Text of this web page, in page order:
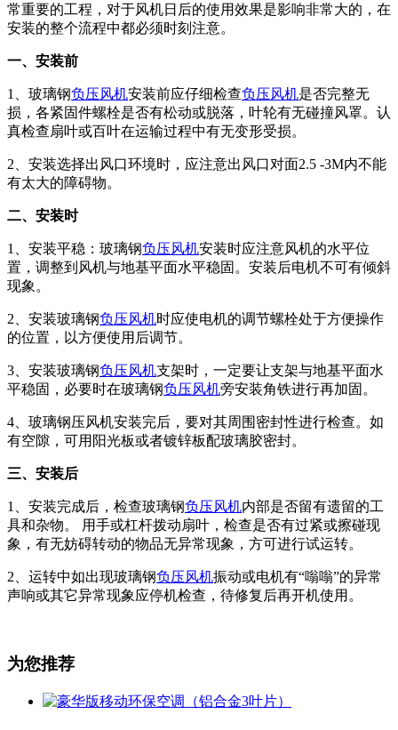
常重要的工程，对于风机日后的使用效果是影响非常大的，在
安装的整个流程中都必须时刻注意。
一、安装前
1、玻璃钢负压风机安装前应仔细检查负压风机是否完整无
损，各紧固件螺栓是否有松动或脱落，叶轮有无碰撞风罩。认
真检查扇叶或百叶在运输过程中有无变形受损。
2、安装选择出风口环境时，应注意出风口对面2.5 -3M内不能
有太大的障碍物。
二、安装时
1、安装平稳：玻璃钢负压风机安装时应注意风机的水平位
置，调整到风机与地基平面水平稳固。安装后电机不可有倾斜
现象。
2、安装玻璃钢负压风机时应使电机的调节螺栓处于方便操作
的位置，以方便使用后调节。
3、安装玻璃钢负压风机支架时，一定要让支架与地基平面水
平稳固，必要时在玻璃钢负压风机旁安装角铁进行再加固。
4、玻璃钢压风机安装完后，要对其周围密封性进行检查。如
有空隙，可用阳光板或者镀锌板配玻璃胶密封。
三、安装后
1、安装完成后，检查玻璃钢负压风机内部是否留有遗留的工
具和杂物。 用手或杠杆拨动扇叶，检查是否有过紧或擦碰现
象，有无妨碍转动的物品无异常现象，方可进行试运转。
2、运转中如出现玻璃钢负压风机振动或电机有“嗡嗡”的异常
声响或其它异常现象应停机检查，待修复后再开机使用。
为您推荐